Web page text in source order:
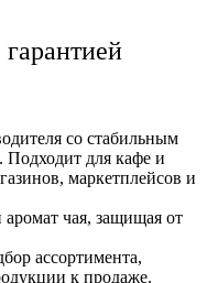
со стабильным
для кафе и
маркетплейсов и
аромат чая, защищая от
ассортимента,
к продаже.